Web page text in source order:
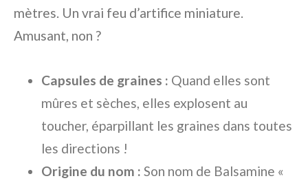
mètres. Un vrai feu d’artifice miniature.
Amusant, non ?
Capsules de graines : Quand elles sont
mûres et sèches, elles explosent au
toucher, éparpillant les graines dans toutes
les directions !
Origine du nom : Son nom de Balsamine «